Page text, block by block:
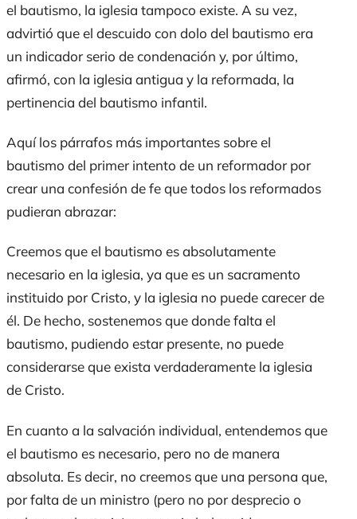
el bautismo, la iglesia tampoco existe. A su vez,
advirtió que el descuido con dolo del bautismo era
un indicador serio de condenación y, por último,
afirmó, con la iglesia antigua y la reformada, la
pertinencia del bautismo infantil.
Aquí los párrafos más importantes sobre el
bautismo del primer intento de un reformador por
crear una confesión de fe que todos los reformados
pudieran abrazar:
Creemos que el bautismo es absolutamente
necesario en la iglesia, ya que es un sacramento
instituido por Cristo, y la iglesia no puede carecer de
él. De hecho, sostenemos que donde falta el
bautismo, pudiendo estar presente, no puede
considerarse que exista verdaderamente la iglesia
de Cristo.
En cuanto a la salvación individual, entendemos que
el bautismo es necesario, pero no de manera
absoluta. Es decir, no creemos que una persona que,
por falta de un ministro (pero no por desprecio o